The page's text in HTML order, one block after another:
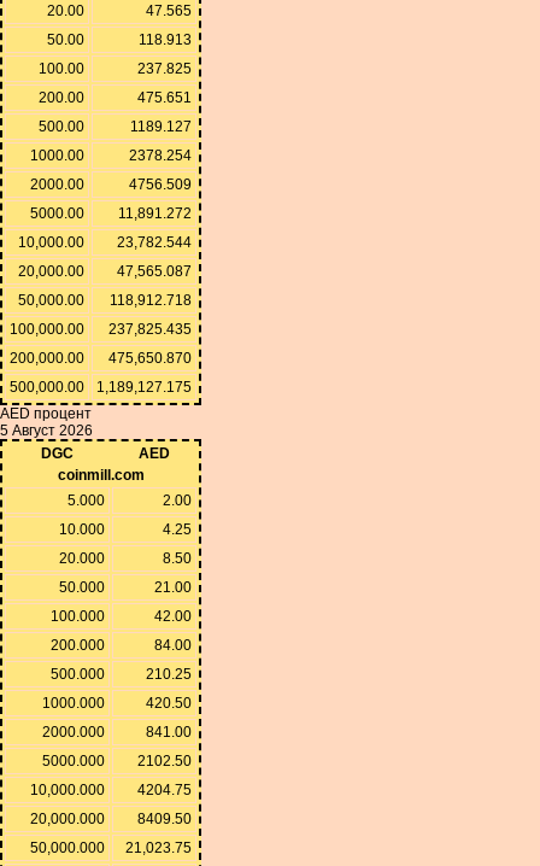
20.00
47.565
50.00
118.913
100.00
237.825
200.00
475.651
500.00
1189.127
1000.00
2378.254
2000.00
4756.509
5000.00
11,891.272
10,000.00
23,782.544
20,000.00
47,565.087
50,000.00
118,912.718
100,000.00
237,825.435
200,000.00
475,650.870
500,000.00
1,189,127.175
AED процент
5 Август 2026
DGC
AED
coinmill.com
5.000
2.00
10.000
4.25
20.000
8.50
50.000
21.00
100.000
42.00
200.000
84.00
500.000
210.25
1000.000
420.50
2000.000
841.00
5000.000
2102.50
10,000.000
4204.75
20,000.000
8409.50
50,000.000
21,023.75